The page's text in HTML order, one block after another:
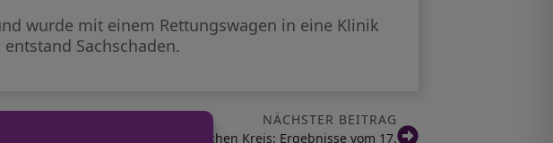
wurde mit einem Rettungswagen in eine Klinik
Sachschaden.
NÄCHSTER BEITRAG
im Märkischen Kreis: Ergebnisse vom 17.